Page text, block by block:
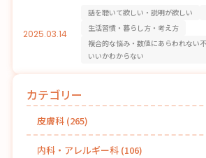
2025.03.14
話を聴いて欲しい・説明が欲しい
生活習慣・暮らし方・考え方
複合的な悩み・数値にあらわれない
いいかわからない
カテゴリー
皮膚科(265)
内科・アレルギー科(106)